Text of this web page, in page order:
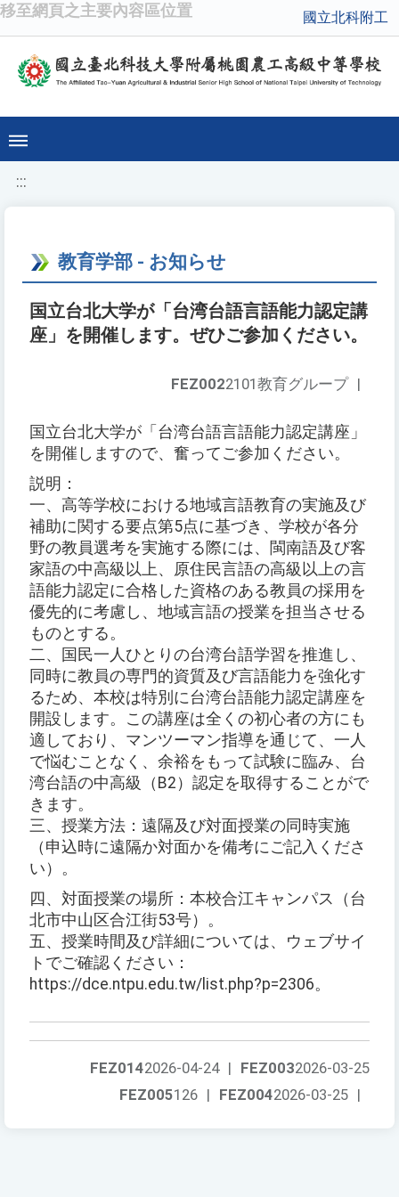
移至網頁之主要內容區位置 國立北科附工
:::
教育学部 - お知らせ
国立台北大学が「台湾台語言語能力認定講
座」を開催します。ぜひご参加ください。
FEZ0022101教育グループ |
国立台北大学が「台湾台語言語能力認定講座」
を開催しますので、奮ってご参加ください。
説明：
一、高等学校における地域言語教育の実施及び
補助に関する要点第5点に基づき、学校が各分
野の教員選考を実施する際には、閩南語及び客
家語の中高級以上、原住民言語の高級以上の言
語能力認定に合格した資格のある教員の採用を
優先的に考慮し、地域言語の授業を担当させる
ものとする。
二、国民一人ひとりの台湾台語学習を推進し、
同時に教員の専門的資質及び言語能力を強化す
るため、本校は特別に台湾台語能力認定講座を
開設します。この講座は全くの初心者の方にも
適しており、マンツーマン指導を通じて、一人
で悩むことなく、余裕をもって試験に臨み、台
湾台語の中高級（B2）認定を取得することがで
きます。
三、授業方法：遠隔及び対面授業の同時実施
（申込時に遠隔か対面かを備考にご記入くださ
い）。
四、対面授業の場所：本校合江キャンパス（台
北市中山区合江街53号）。
五、授業時間及び詳細については、ウェブサイ
トでご確認ください：
https://dce.ntpu.edu.tw/list.php?p=2306。
FEZ0032026-03-25
FEZ0142026-04-24 |
FEZ0042026-03-25 |
FEZ005126 |